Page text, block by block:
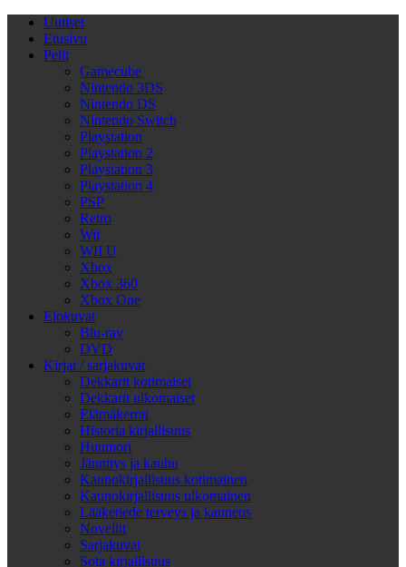
Uutiset
Etusivu
Pelit
Gamecube
Nintendo 3DS
Nintendo DS
Nintendo Switch
Playstation
Playstation 2
Playstation 3
Playstation 4
PSP
Retro
Wii
WII U
Xbox
Xbox 360
Xbox One
Elokuvat
Blu-ray
DVD
Kirjat / sarjakuvat
Dekkarit kotimaiset
Dekkarit ulkomaiset
Elämäkerrat
Historia kirjallisuus
Huumori
Jännitys ja kauhu
Kaunokirjallisuus kotimainen
Kaunokirjallisuus ulkomainen
Lääketiede terveys ja kauneus
Novellit
Sarjakuvat
Sota kirjallisuus